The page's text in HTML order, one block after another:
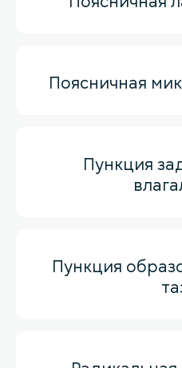
Поясничная
Пункция
Пункция